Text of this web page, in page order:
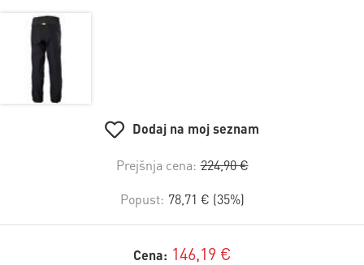
Dodaj na moj seznam
Prejšnja cena: 224,90 €
Popust: 78,71 € (35%)
Cena: 146,19 €